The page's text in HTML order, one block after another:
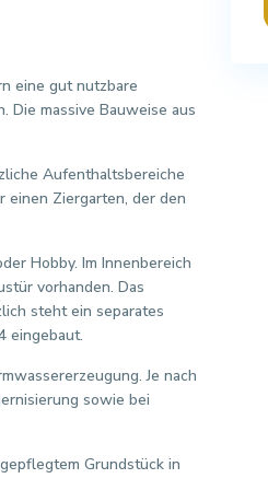
eine gut nutzbare
Die massive Bauweise aus
Aufenthaltsbereiche
einen Ziergarten, der den
Hobby. Im Innenbereich
vorhanden. Das
steht ein separates
eingebaut.
Je nach
sowie bei
Grundstück in